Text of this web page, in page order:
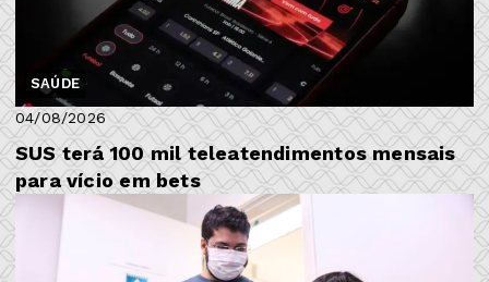
SAÚDE
04/08/2026
SUS terá 100 mil teleatendimentos mensais
para vício em bets